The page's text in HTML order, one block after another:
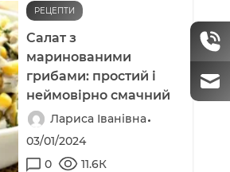
РЕЦЕПТИ
Салат з
маринованими
грибами: простий і
неймовірно смачний
Лариса Іванівна
03/01/2024
0
11.6К